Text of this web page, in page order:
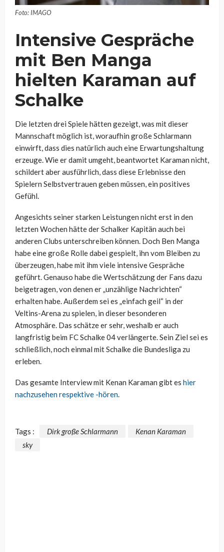
Foto: IMAGO
Intensive Gespräche
mit Ben Manga
hielten Karaman auf
Schalke
Die letzten drei Spiele hätten gezeigt, was mit dieser
Mannschaft möglich ist, woraufhin große Schlarmann
einwirft, dass dies natürlich auch eine Erwartungshaltung
erzeuge. Wie er damit umgeht, beantwortet Karaman nicht,
schildert aber ausführlich, dass diese Erlebnisse den
Spielern Selbstvertrauen geben müssen, ein positives
Gefühl.
Angesichts seiner starken Leistungen nicht erst in den
letzten Wochen hätte der Schalker Kapitän auch bei
anderen Clubs unterschreiben können. Doch Ben Manga
habe eine große Rolle dabei gespielt, ihn vom Bleiben zu
überzeugen, habe mit ihm viele intensive Gespräche
geführt. Genauso habe die Wertschätzung der Fans dazu
beigetragen, von denen er „unzählige Nachrichten“
erhalten habe. Außerdem sei es „einfach geil“ in der
Veltins-Arena zu spielen, in dieser besonderen
Atmosphäre. Das schätze er sehr, weshalb er auch
langfristig beim FC Schalke 04 verlängerte. Sein Ziel sei es
schließlich, noch einmal mit Schalke die Bundesliga zu
erleben.
Das gesamte Interview mit Kenan Karaman gibt es hier
nachzusehen respektive -hören.
Tags : Dirk große Schlarmann
Kenan Karaman
sky